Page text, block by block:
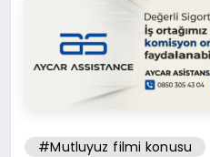
#Mutluyuz filmi konusu